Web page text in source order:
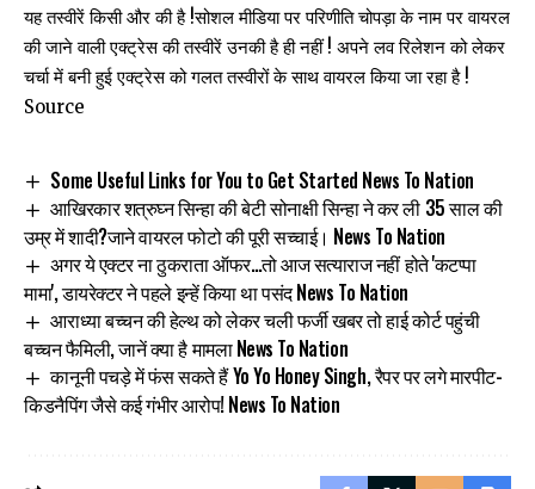
यह तस्वीरें किसी और की है !सोशल मीडिया पर परिणीति चोपड़ा के नाम पर वायरल
की जाने वाली एक्ट्रेस की तस्वीरें उनकी है ही नहीं ! अपने लव रिलेशन को लेकर
चर्चा में बनी हुई एक्ट्रेस को गलत तस्वीरों के साथ वायरल किया जा रहा है !
Source
Some Useful Links for You to Get Started News To Nation
आखिरकार शत्रुघ्न सिन्हा की बेटी सोनाक्षी सिन्हा ने कर ली 35 साल की
उम्र में शादी?जाने वायरल फोटो की पूरी सच्चाई। News To Nation
अगर ये एक्टर ना ठुकराता ऑफर…तो आज सत्याराज नहीं होते 'कटप्पा
मामा', डायरेक्टर ने पहले इन्हें किया था पसंद News To Nation
आराध्या बच्चन की हेल्थ को लेकर चली फर्जी खबर तो हाई कोर्ट पहुंची
बच्चन फैमिली, जानें क्या है मामला News To Nation
कानूनी पचड़े में फंस सकते हैं Yo Yo Honey Singh, रैपर पर लगे मारपीट-
किडनैपिंग जैसे कई गंभीर आरोप! News To Nation